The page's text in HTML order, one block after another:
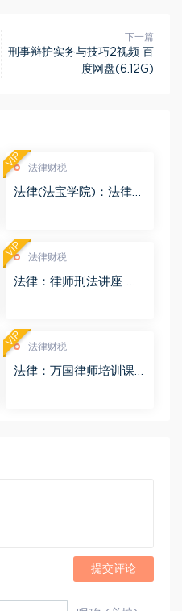
下一篇
刑事辩护实务与技巧2视频 百
度网盘(6.12G)
法律财税
法律(法宝学院)：法律信
VIP
法律财税
法律：律师刑法讲座 百
VIP
法律财税
法律：万国律师培训课
VIP
提交评论